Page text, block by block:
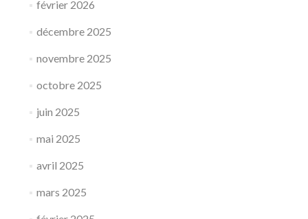
février 2026
décembre 2025
novembre 2025
octobre 2025
juin 2025
mai 2025
avril 2025
mars 2025